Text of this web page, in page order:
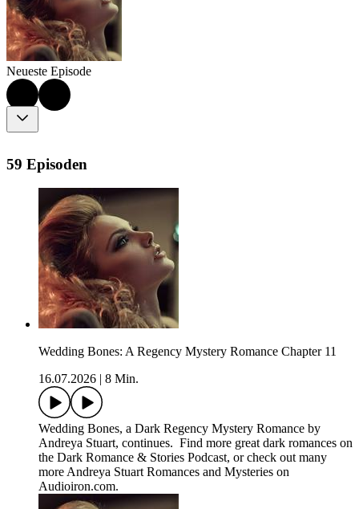
Neueste Episode
59 Episoden
Wedding Bones: A Regency Mystery Romance Chapter 11
16.07.2026
8 Min.
Wedding Bones, a Dark Regency Mystery Romance by
Andreya Stuart, continues. Find more great dark romances on
the Dark Romance & Stories Podcast, or check out many
more Andreya Stuart Romances and Mysteries on
Audioiron.com.